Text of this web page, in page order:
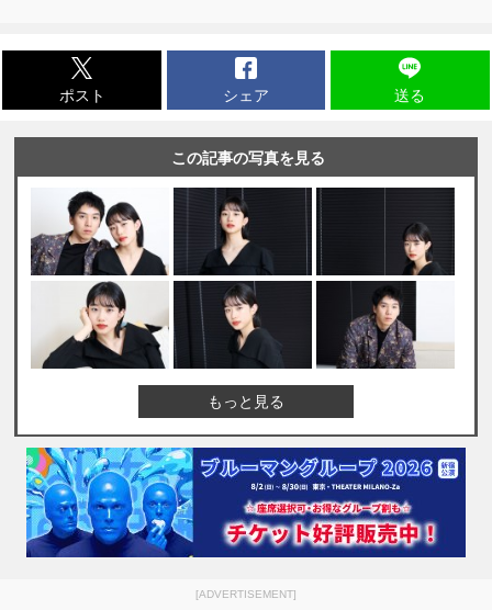
ポスト シェア 送る
この記事の写真を見る
もっと見る
[ADVERTISEMENT]